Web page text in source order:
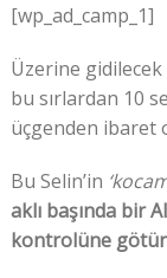
[wp_ad_camp_1]
Üzerine
bu sırlardan 10
üçgenden ibaret
Bu Selin’in
aklı başında bir
kontrolüne